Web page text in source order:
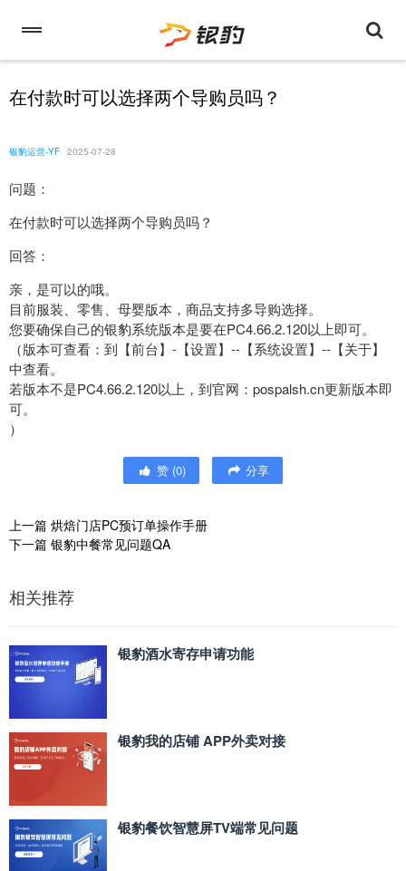
在付款时可以选择两个导购员吗？
银豹运营-YF 2025-07-28
问题：
在付款时可以选择两个导购员吗？
回答：
亲，是可以的哦。
目前服装、零售、母婴版本，商品支持多导购选择。
您要确保自己的银豹系统版本是要在PC4.66.2.120以上即可。
（版本可查看：到【前台】-【设置】--【系统设置】--【关于】
中查看。
若版本不是PC4.66.2.120以上，到官网：pospalsh.cn更新版本即
可。
）
赞 (0) 分享
上一篇 烘焙门店PC预订单操作手册
下一篇 银豹中餐常见问题QA
相关推荐
银豹酒水寄存申请功能
银豹我的店铺 APP外卖对接
银豹餐饮智慧屏TV端常见问题